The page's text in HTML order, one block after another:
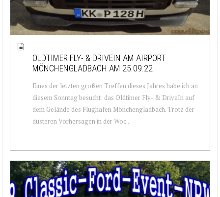
OLDTIMER FLY- & DRIVEIN AM AIRPORT
MÖNCHENGLADBACH AM 25.09.22
Eines der letzten großen Treffen dieses Jahres habe ich an
diesem Sonntag besucht: das Oldtimer Fly- & DriveIn auf
dem Gelände des Flughafen Mönchengladbach. Trotz der
düsteren Vorhersagen in der Woc...